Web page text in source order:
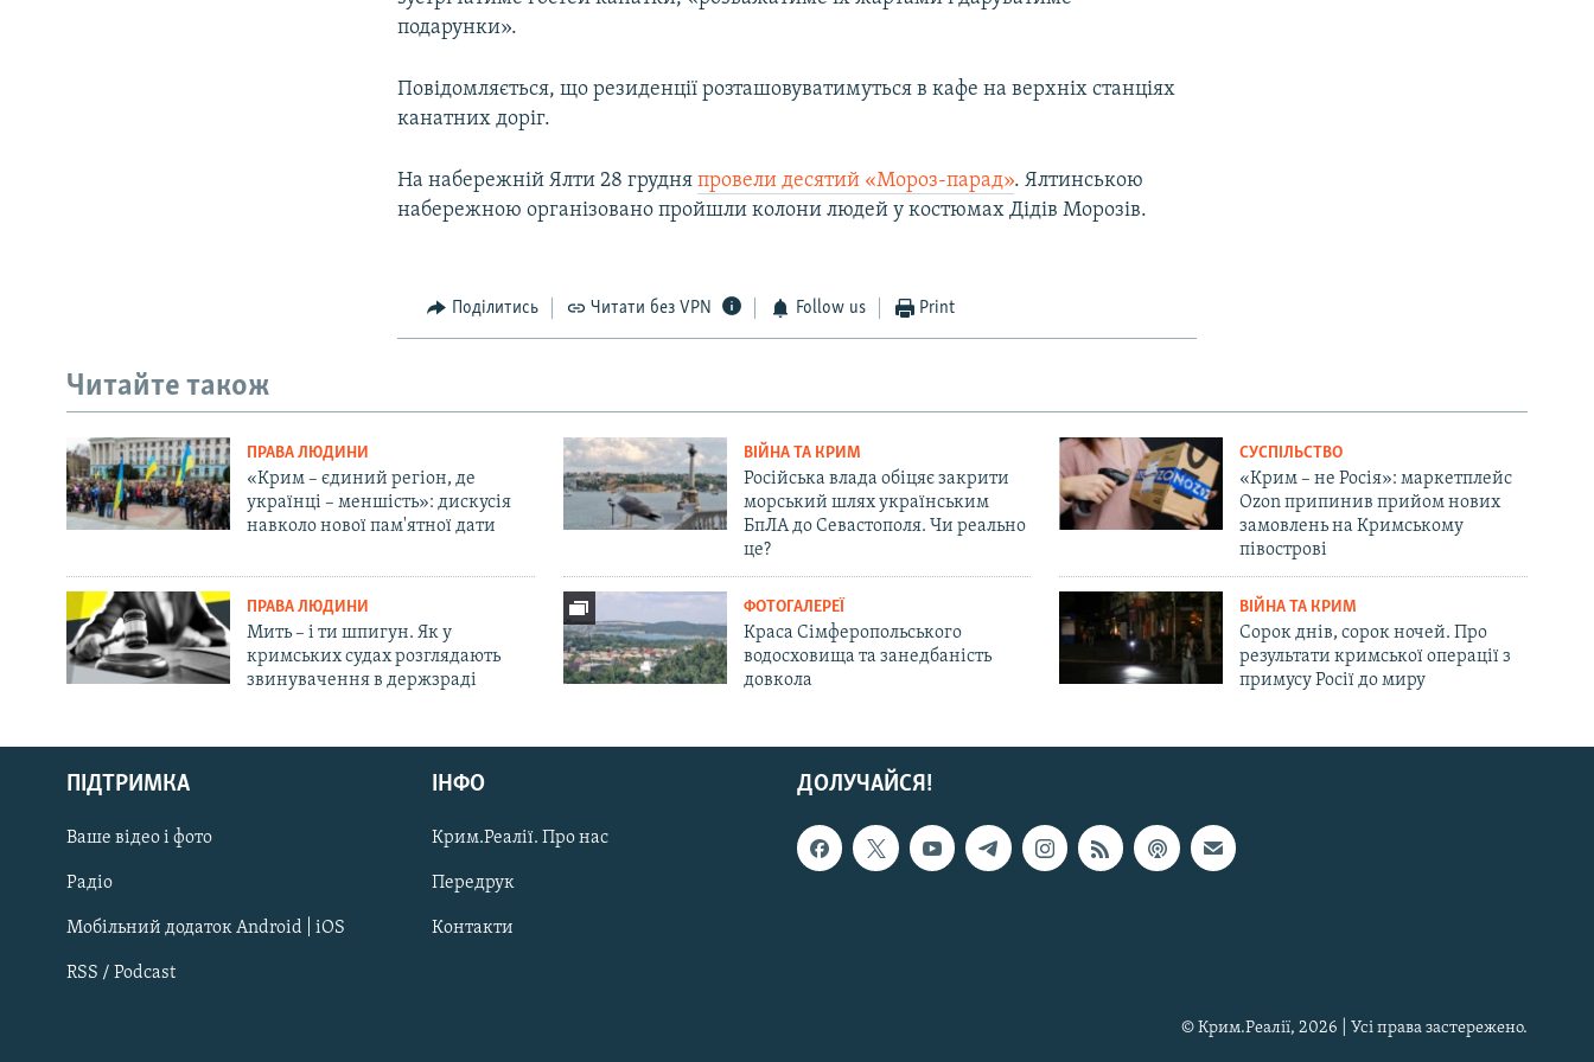
Русский
Qırımtatar
ДОЛУЧАЙСЯ!
подарунки».
Повідомляється, що резиденції розташовуватимуться в кафе на верхніх станціях
канатних доріг.
На набережній Ялти 28 грудняпровели десятий «Мороз-парад». Ялтинською
набережною організовано пройшли колони людей у костюмах Дідів Морозів.
Поділитись Читати без VPN Follow us Print
Читайте також
ПРАВА ЛЮДИНИ
«Крим – єдиний регіон, де
українці – меншість»: дискусія
навколо нової пам'ятної дати
ВІЙНА ТА КРИМ
Російська влада обіцяє закрити
морський шлях українським
БпЛА до Севастополя. Чи реально
це?
СУСПІЛЬСТВО
«Крим – не Росія»: маркетплейс
Ozon припинив прийом нових
замовлень на Кримському
півострові
ПРАВА ЛЮДИНИ
Мить – і ти шпигун. Як у
кримських судах розглядають
звинувачення в держзраді
ФОТОГАЛЕРЕЇ
Краса Сімферопольського
водосховища та занедбаність
довкола
ВІЙНА ТА КРИМ
Сорок днів, сорок ночей. Про
результати кримської операції з
примусу Росії до миру
ДОЛУЧАЙСЯ!
ПІДТРИМКА
Ваше відео і фото
Радіо
Мобільний додаток Android | iOS
RSS / Podcast
ІНФО
Крим.Реалії. Про нас
Передрук
Контакти
© Крим.Реалії, 2026 | Усі права застережено.